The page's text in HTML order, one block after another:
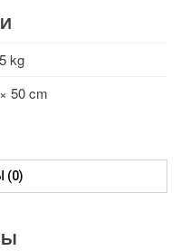
kg
50 cm
(0)